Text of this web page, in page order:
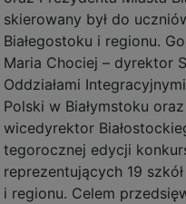
skierowany był do
Białegostoku i regionu.
Maria Chociej – dyrektor
Oddziałami
Polski w Białymstoku
wicedyrektor
tegorocznej edycji
reprezentujących 19
i regionu. Celem